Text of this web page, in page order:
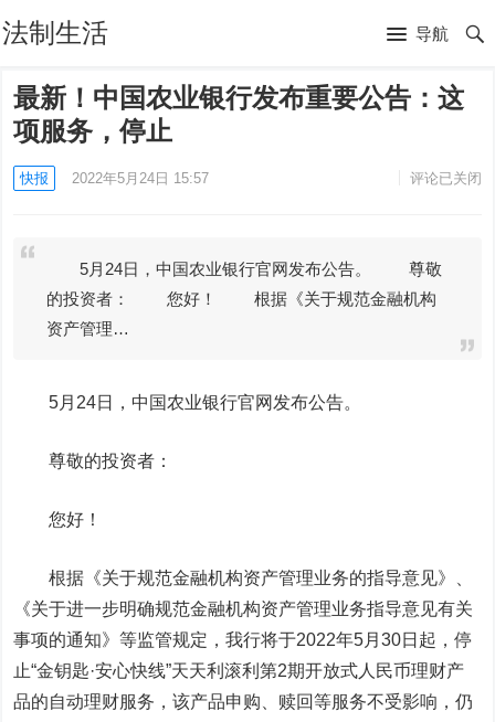
法制生活 导航
最新！中国农业银行发布重要公告：这
项服务，停止
快报 2022年5月24日 15:57 评论已关闭
5月24日，中国农业银行官网发布公告。 尊敬
的投资者： 您好！ 根据《关于规范金融机构
资产管理…
5月24日，中国农业银行官网发布公告。
尊敬的投资者：
您好！
根据《关于规范金融机构资产管理业务的指导意见》、
《关于进一步明确规范金融机构资产管理业务指导意见有关
事项的通知》等监管规定，我行将于2022年5月30日起，停
止“金钥匙·安心快线”天天利滚利第2期开放式人民币理财产
品的自动理财服务，该产品申购、赎回等服务不受影响，仍